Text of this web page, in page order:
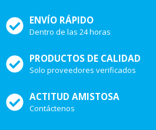
ENVÍO RÁPIDO
Dentro de las 24 horas
PRODUCTOS DE CALIDAD
Solo proveedores verificados
ACTITUD AMISTOSA
Contáctenos